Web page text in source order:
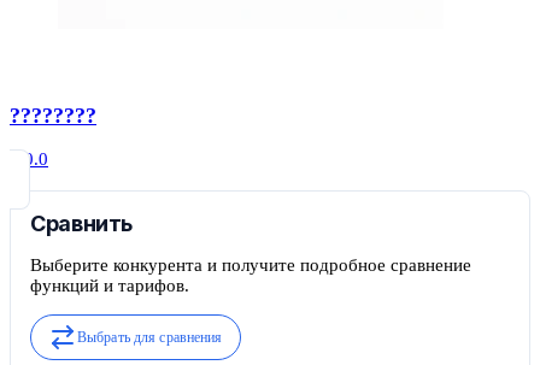
????????
0.0
Сравнить
Выберите конкурента и получите подробное сравнение
функций и тарифов.
Выбрать для сравнения